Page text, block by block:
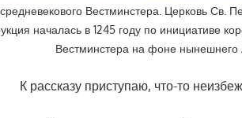
Вестминстера. Церковь Св.
началась в 1245 году по инициативе
Вестминстера на фоне нынешнего
К рассказу приступаю, что-то